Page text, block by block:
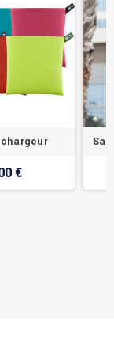
chargeur
€